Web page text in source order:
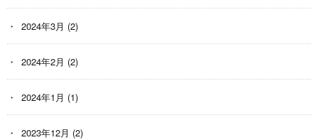
2024年3月 (2)
2024年2月 (2)
2024年1月 (1)
2023年12月 (2)